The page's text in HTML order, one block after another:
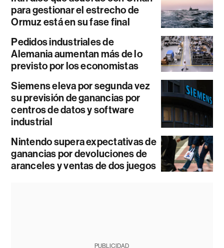
para gestionar el estrecho de
Ormuz está en su fase final
Pedidos industriales de
Alemania aumentan más de lo
previsto por los economistas
Siemens eleva por segunda vez
su previsión de ganancias por
centros de datos y software
industrial
Nintendo supera expectativas de
ganancias por devoluciones de
aranceles y ventas de dos juegos
PUBLICIDAD